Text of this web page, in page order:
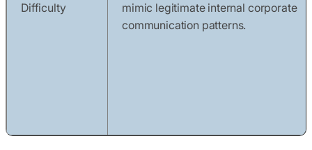
Difficulty
mimic legitimate internal corporate
communication patterns.